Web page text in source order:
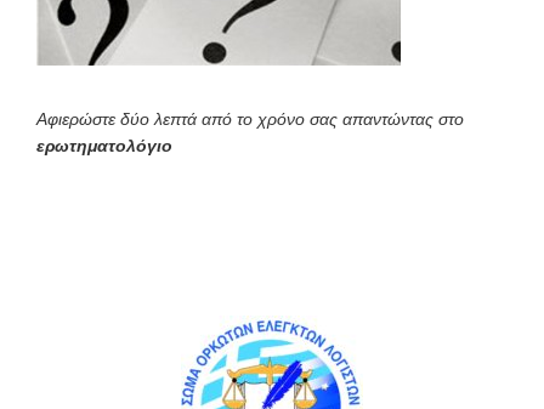
Αφιερώστε δύο λεπτά από το χρόνο σας απαντώντας στο
ερωτηματολόγιο